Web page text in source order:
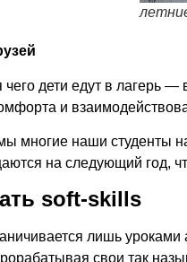
чего дети едут в лагерь —
и
многие наши студенты
на следующий год,
soft-skills
лишь
свои так